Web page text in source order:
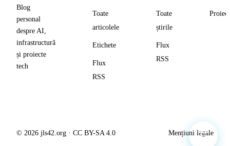
Blog
personal
despre AI,
infrastructură
și proiecte
tech
Toate
articolele
Etichete
Flux
RSS
Toate
știrile
Flux
RSS
© 2026 jls42.org · CC BY-SA 4.0 Mențiuni legale